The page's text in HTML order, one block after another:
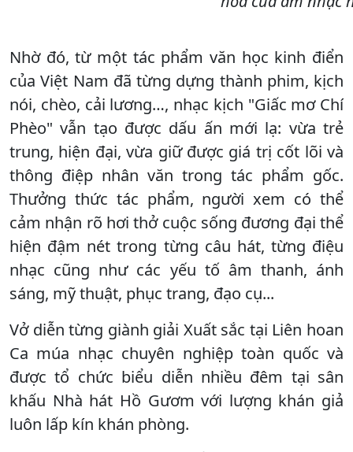
Nhờ đó, từ một tác phẩm văn học kinh điển
của Việt Nam đã từng dựng thành phim, kịch
nói, chèo, cải lương…, nhạc kịch "Giấc mơ Chí
Phèo" vẫn tạo được dấu ấn mới lạ: vừa trẻ
trung, hiện đại, vừa giữ được giá trị cốt lõi và
thông điệp nhân văn trong tác phẩm gốc.
Thưởng thức tác phẩm, người xem có thể
cảm nhận rõ hơi thở cuộc sống đương đại thể
hiện đậm nét trong từng câu hát, từng điệu
nhạc cũng như các yếu tố âm thanh, ánh
sáng, mỹ thuật, phục trang, đạo cụ...
Vở diễn từng giành giải Xuất sắc tại Liên hoan
Ca múa nhạc chuyên nghiệp toàn quốc và
được tổ chức biểu diễn nhiều đêm tại sân
khấu Nhà hát Hồ Gươm với lượng khán giả
luôn lấp kín khán phòng.